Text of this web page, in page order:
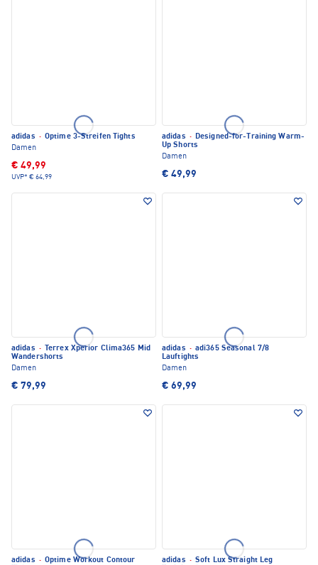
adidas · Optime 3-Streifen Tights
Damen
€ 49,99
UVP* € 64,99
adidas · Designed-for-Training Warm-
Up Shorts
Damen
€ 49,99
adidas ·
Terrex Xperior Clima365 Mid
Wandershorts
Damen
€ 79,99
adidas · adi365 Seasonal 7/8
Lauftights
Damen
€ 69,99
adidas · Optime Workout Contour
adidas · Soft Lux Straight Leg